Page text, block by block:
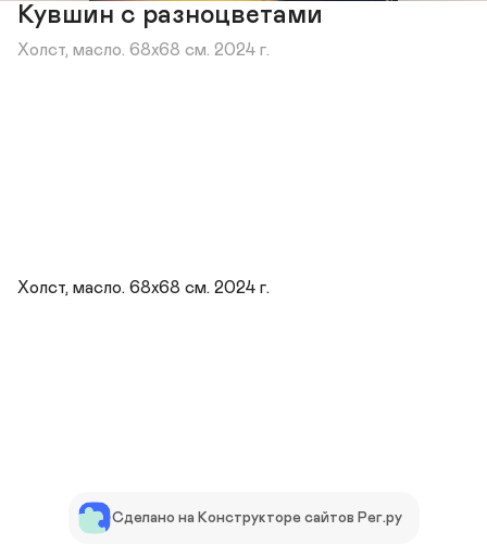
Кувшин с разноцветами
Холст, масло. 68х68 см. 2024 г.
Холст, масло. 68х68 см. 2024 г.
Сделано на Конструкторе сайтов Рег.ру